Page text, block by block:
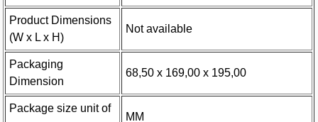
Product Dimensions
(W x L x H)
Not available
Packaging
Dimension
68,50 x 169,00 x 195,00
Package size unit of
MM